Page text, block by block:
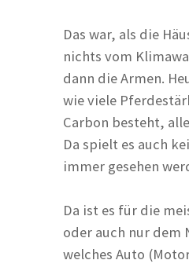
Das war, als die
nichts vom
dann die Armen.
wie viele
Carbon besteht,
Da spielt es auch
immer gesehen
Da ist es für die
oder auch nur dem
welches Auto